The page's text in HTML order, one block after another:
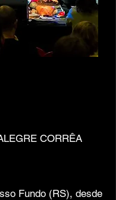
CORRÊA
Fundo (RS), desde